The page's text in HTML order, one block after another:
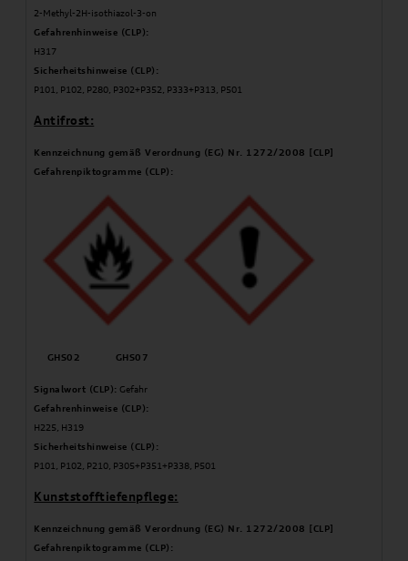
2-Methyl-2H-isothiazol-3-on
Gefahrenhinweise (CLP):
H317
Sicherheitshinweise (CLP):
P101, P102, P280, P302+P352, P333+P313, P501
Antifrost:
Kennzeichnung gemäß Verordnung (EG) Nr. 1272/2008 [CLP]
Gefahrenpiktogramme (CLP):
GHS02 GHS07
Signalwort (CLP): Gefahr
Gefahrenhinweise (CLP):
H225, H319
Sicherheitshinweise (CLP):
P101, P102, P210, P305+P351+P338, P501
Kunststofftiefenpflege:
Kennzeichnung gemäß Verordnung (EG) Nr. 1272/2008 [CLP]
Gefahrenpiktogramme (CLP):